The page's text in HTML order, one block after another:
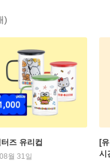
)
즈 유리컵
월 31일
[
시